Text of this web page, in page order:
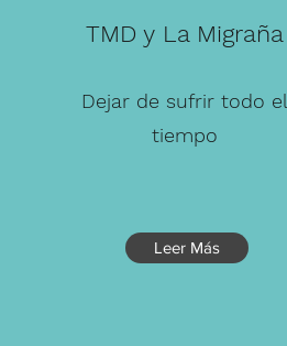
TMD y La Migraña
Dejar de sufrir todo el
tiempo
Leer Más